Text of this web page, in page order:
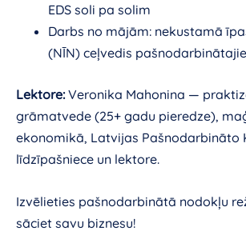
EDS soli pa solim
Darbs no mājām: nekustamā
(NĪN) ceļvedis
Lektore:Veronika Mahonina —
grāmatvede (25+ gadu pieredze),
ekonomikā, Latvijas Pašnodarbināto
līdzīpašniece un lektore.
Izvēlieties pašnodarbinātā nodokļu
sāciet savu biznesu!